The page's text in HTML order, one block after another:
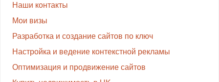
Наши контакты
Мои визы
Разработка и создание сайтов по ключ
Настройка и ведение контекстной рекламы
Оптимизация и продвижение сайтов